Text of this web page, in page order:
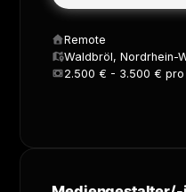
Remote
Waldbröl, Nordrhein-
2.500 € - 3.500 € pro